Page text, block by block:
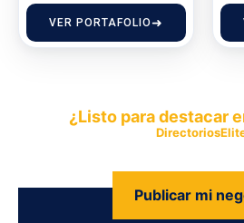
VER PORTAFOLIO
¿Listo para destacar
Publicar mi